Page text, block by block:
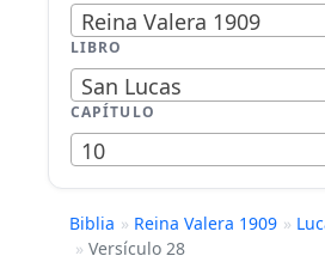
Reina Valera 1909
LIBRO
San Lucas
CAPÍTULO
10
Biblia » Reina Valera 1909 »
» Versículo 28